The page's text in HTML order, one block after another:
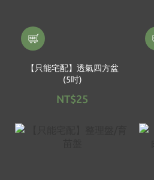
【只能宅配】透氣四方盆
(5吋)
NT$25